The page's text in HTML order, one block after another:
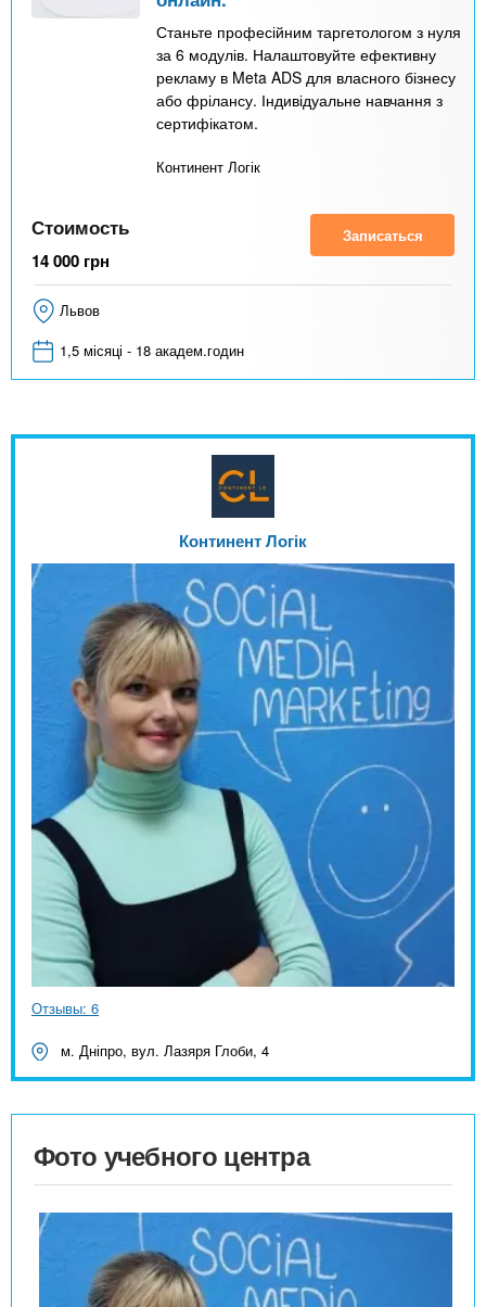
Станьте професійним таргетологом з нуля
за 6 модулів. Налаштовуйте ефективну
рекламу в Meta ADS для власного бізнесу
або фрілансу. Індивідуальне навчання з
сертифікатом.
Континент Логік
Стоимость
14 000 грн
Записаться
Львов
1,5 місяці - 18 академ.годин
Континент Логік
Отзывы: 6
м. Дніпро, вул. Лазяря Глоби, 4
Фото учебного центра